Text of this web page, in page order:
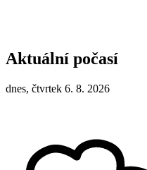
Aktuální počasí
dnes, čtvrtek 6. 8. 2026